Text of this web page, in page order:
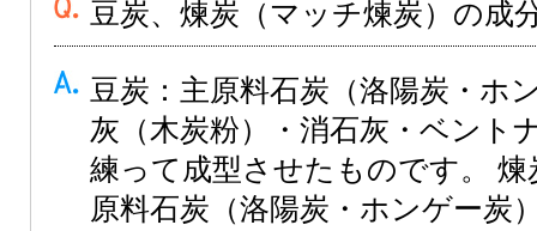
豆炭、煉炭（マッチ煉炭）の成
豆炭：主原料石炭（洛陽炭・ホ
灰（木炭粉）・消石灰・ベント
練って成型させたものです。
原料石炭（洛陽炭・ホンゲー炭